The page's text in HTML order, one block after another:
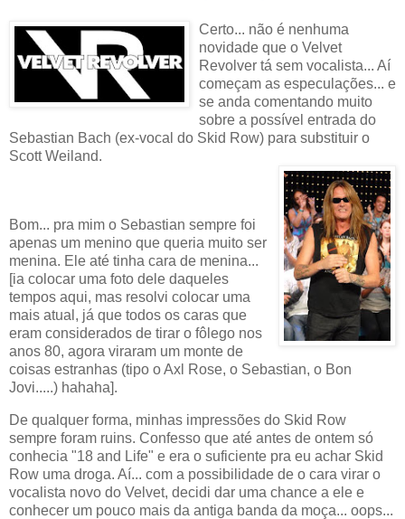
Certo... não é nenhuma
novidade que o Velvet
Revolver tá sem vocalista... Aí
começam as especulações... e
se anda comentando muito
sobre a possível entrada do
Sebastian Bach (ex-vocal do Skid Row) para substituir o
Scott Weiland.
Bom... pra mim o Sebastian sempre foi
apenas um menino que queria muito ser
menina. Ele até tinha cara de menina...
[ia colocar uma foto dele daqueles
tempos aqui, mas resolvi colocar uma
mais atual, já que todos os caras que
eram considerados de tirar o fôlego nos
anos 80, agora viraram um monte de
coisas estranhas (tipo o Axl Rose, o Sebastian, o Bon
Jovi.....) hahaha].
De qualquer forma, minhas impressões do Skid Row
sempre foram ruins. Confesso que até antes de ontem só
conhecia "18 and Life" e era o suficiente pra eu achar Skid
Row uma droga. Aí... com a possibilidade de o cara virar o
vocalista novo do Velvet, decidi dar uma chance a ele e
conhecer um pouco mais da antiga banda da moça... oops...